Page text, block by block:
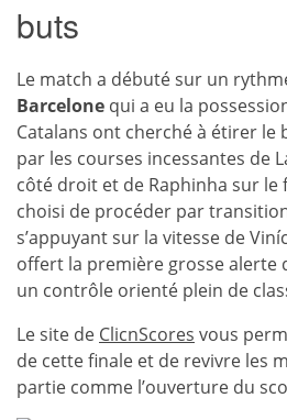
buts
Le match a débuté sur un
Barcelone qui a eu la
Catalans ont cherché à étirer le
par les courses incessantes de
côté droit et de Raphinha sur le
choisi de procéder par
s’appuyant sur la vitesse de
offert la première grosse alerte
un contrôle orienté plein de
Le site de ClicnScores vous
de cette finale et de revivre les
partie comme l’ouverture du